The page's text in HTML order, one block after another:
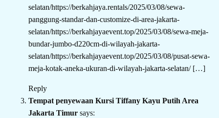
selatan/https://berkahjaya.rentals/2025/03/08/sewa-
panggung-standar-dan-customize-di-area-jakarta-
selatan/https://berkahjayaevent.top/2025/03/08/sewa-meja-
bundar-jumbo-d220cm-di-wilayah-jakarta-
selatan/https://berkahjayaevent.top/2025/03/08/pusat-sewa-
meja-kotak-aneka-ukuran-di-wilayah-jakarta-selatan/[…]
Reply
Tempat penyewaan Kursi Tiffany Kayu Putih Area
Jakarta Timur says: